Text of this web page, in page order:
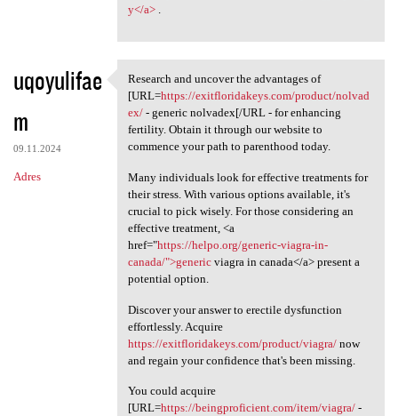
y</a>.
uqoyulifae
m
09.11.2024
Adres
Research and uncover the
Research and uncover the advantages of
[URL=https://exitfloridakeys.com/product/nolvad
ex/- generic nolvadex[/URL - for enhancing
fertility. Obtain it through our website to
commence your path to parenthood today.
Many individuals look for effective treatments for
their stress. With various options available, it's
crucial to pick wisely. For those considering an
effective treatment, <a
href="https://helpo.org/generic-viagra-in-
canada/">genericviagra in canada</a> present a
potential option.
Discover your answer to erectile dysfunction
effortlessly. Acquire
https://exitfloridakeys.com/product/viagra/now
and regain your confidence that's been missing.
You could acquire
[URL=https://beingproficient.com/item/viagra/-